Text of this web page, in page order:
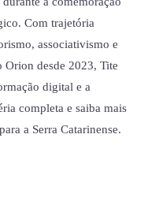
Com trajetória
associativismo e
desde 2023, Tite
digital e a
completa e saiba mais
a Serra Catarinense.